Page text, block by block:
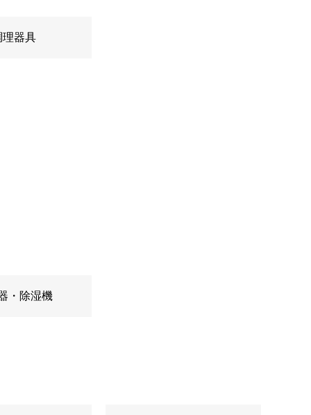
理器具
・除湿機